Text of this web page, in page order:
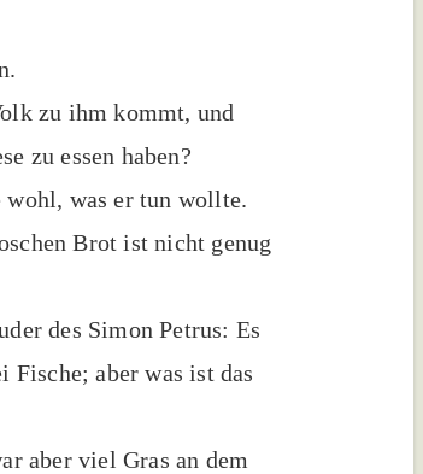
zu ihm kommt, und
zu essen haben?
wohl, was er tun wollte.
Brot ist nicht genug
des Simon Petrus: Es
aber was ist das
aber viel Gras an dem